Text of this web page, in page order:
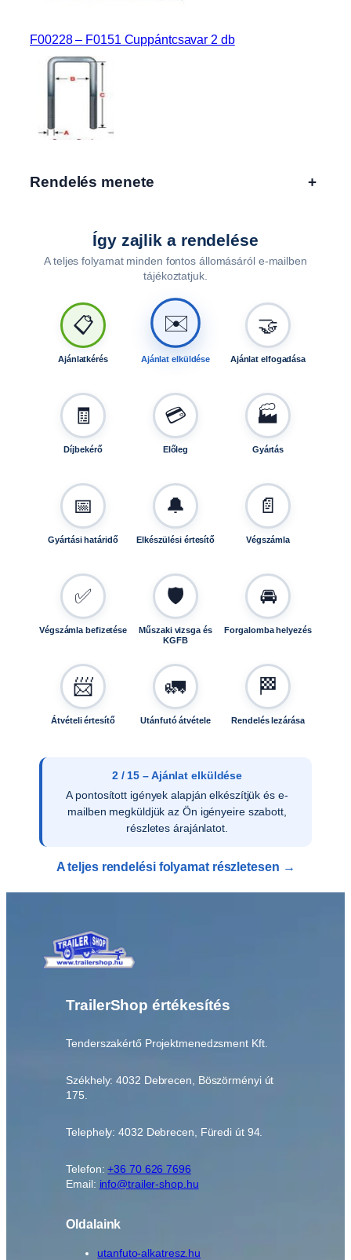
t
é
F00228 – F0151 Cuppántcsavar 2 db
Rendelés menete +
Így zajlik a rendelése
A teljes folyamat minden fontos állomásáról e-mailben
tájékoztatjuk.
📋
Ajánlatkérés
✉️
Ajánlat elküldése
🤝
Ajánlat elfogadása
🧾
Díjbekérő
💳
Előleg
🏭
Gyártás
📅
Gyártási határidő
🔔
Elkészülési értesítő
📄
Végszámla
✅
Végszámla befizetése
🛡️
Műszaki vizsga és
KGFB
🚘
Forgalomba helyezés
📨
Átvételi értesítő
🚛
Utánfutó átvétele
🏁
Rendelés lezárása
2 / 15 – Ajánlat elküldése
A pontosított igények alapján elkészítjük és e-
mailben megküldjük az Ön igényeire szabott,
részletes árajánlatot.
A teljes rendelési folyamat részletesen →
TrailerShop értékesítés
Tenderszakértő Projektmenedzsment Kft.
Székhely: 4032 Debrecen, Böszörményi út
175.
Telephely: 4032 Debrecen, Füredi út 94.
Telefon:+36 70 626 7696
Email: info@trailer-shop.hu
Oldalaink
utanfuto-alkatresz.hu